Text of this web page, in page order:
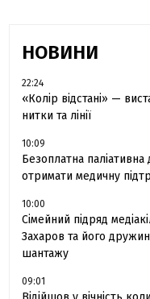
НОВИНИ
22:24
«Колір відстані» —
нитки та лінії
10:09
Безоплатна
отримати медичну
10:00
Сімейний підряд
Захаров та його
шантажу
09:01